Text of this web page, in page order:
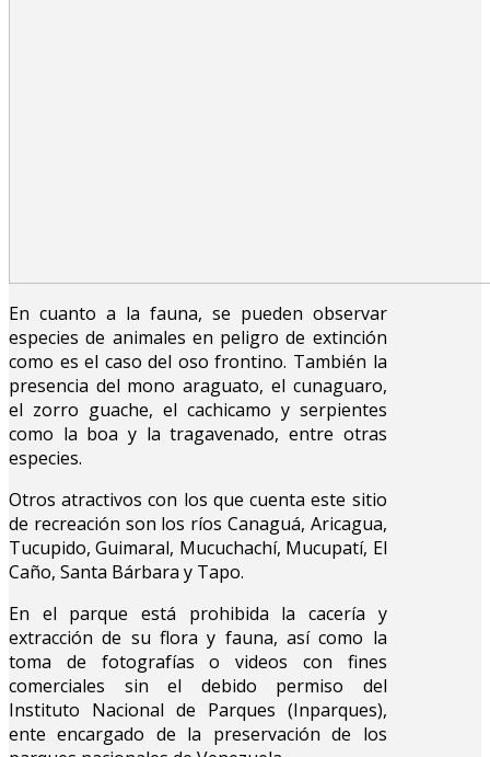
En cuanto a la fauna, se pueden observar
especies de animales en peligro de extinción
como es el caso del oso frontino. También la
presencia del mono araguato, el cunaguaro,
el zorro guache, el cachicamo y serpientes
como la boa y la tragavenado, entre otras
especies.
Otros atractivos con los que cuenta este sitio
de recreación son los ríos Canaguá, Aricagua,
Tucupido, Guimaral, Mucuchachí, Mucupatí, El
Caño, Santa Bárbara y Tapo.
En el parque está prohibida la cacería y
extracción de su flora y fauna, así como la
toma de fotografías o videos con fines
comerciales sin el debido permiso del
Instituto Nacional de Parques (Inparques),
ente encargado de la preservación de los